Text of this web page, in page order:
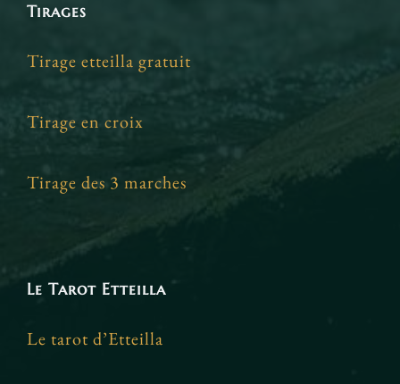
Tirages
Tirage etteilla gratuit
Tirage en croix
Tirage des 3 marches
Le Tarot Etteilla
Le tarot d’Etteilla